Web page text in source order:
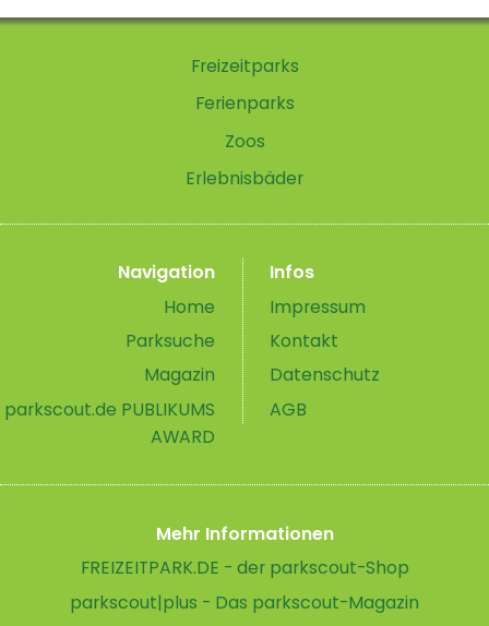
Freizeitparks
Ferienparks
Zoos
Erlebnisbäder
Navigation
Home
Parksuche
Magazin
parkscout.de PUBLIKUMS
AWARD
Infos
Impressum
Kontakt
Datenschutz
AGB
Mehr Informationen
FREIZEITPARK.DE - der parkscout-Shop
parkscout|plus - Das parkscout-Magazin